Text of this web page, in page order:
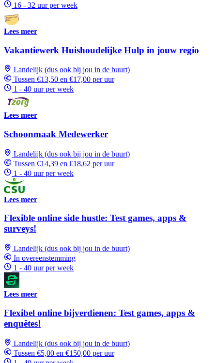
16 - 32 uur per week
Lees meer
Vakantiewerk Huishoudelijke Hulp in jouw regio
Landelijk (dus ook bij jou in de buurt)
Tussen €13,50 en €17,00 per uur
1 - 40 uur per week
Lees meer
Schoonmaak Medewerker
Landelijk (dus ook bij jou in de buurt)
Tussen €14,39 en €18,62 per uur
1 - 40 uur per week
Lees meer
Flexible online side hustle: Test games, apps &
surveys!
Landelijk (dus ook bij jou in de buurt)
In overeenstemming
1 - 40 uur per week
Lees meer
Flexibel online bijverdienen: Test games, apps &
enquêtes!
Landelijk (dus ook bij jou in de buurt)
Tussen €5,00 en €150,00 per uur